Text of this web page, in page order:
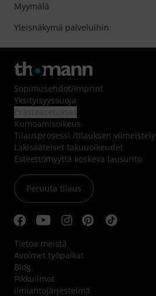
Myymälä
Yleisnäkymä palveluihin
Sopimusehdot/Imprint
Yksityisyyssuoja
Kumoamisoikeus
Tilausprosessi /tilauksen viimeistely
Lakisääteiset takuuoikeudet
Esteettömyyttä koskeva lausunto
Peruuta tilaus
Tietoa meistä
Avoimet työpaikat
Blog
Pikkuilmot
ilmiantojärjestelmä